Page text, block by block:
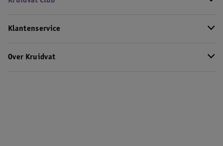
Klantenservice
Over Kruidvat